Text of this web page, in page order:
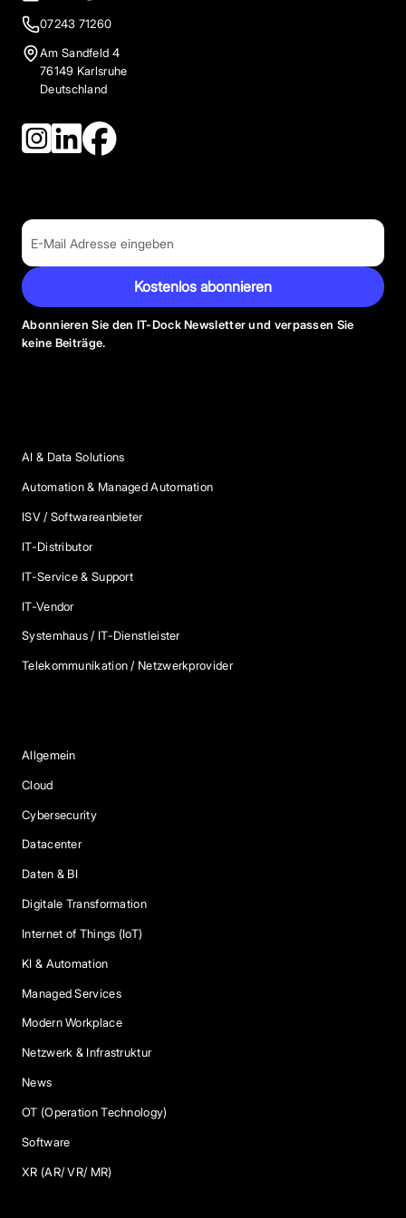
07243 71260
Am Sandfeld 4
76149 Karlsruhe
Deutschland
Kostenlos abonnieren
Abonnieren Sie den IT-Dock Newsletter und verpassen Sie
keine Beiträge.
AI & Data Solutions
Automation & Managed Automation
ISV / Softwareanbieter
IT-Distributor
IT-Service & Support
IT-Vendor
Systemhaus / IT-Dienstleister
Telekommunikation / Netzwerkprovider
Allgemein
Cloud
Cybersecurity
Datacenter
Daten & BI
Digitale Transformation
Internet of Things (IoT)
KI & Automation
Managed Services
Modern Workplace
Netzwerk & Infrastruktur
News
OT (Operation Technology)
Software
XR (AR/ VR/ MR)